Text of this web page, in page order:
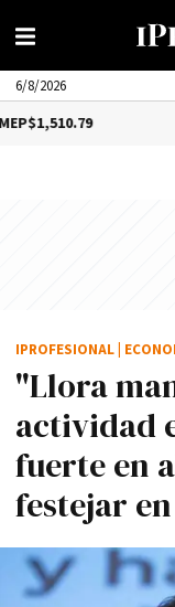
6/8/2026
"Llora
actividad
fuerte en
festejar
IPROFESIONAL